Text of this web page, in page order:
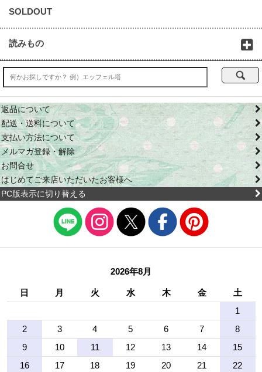
SOLDOUT
読みもの
返品について
配送・送料について
支払い方法について
メルマガ登録・解除
お問合せ
はじめてご来店いただいたお客様へ
PC版表示に切り替える
2026年8月
日 月 火 水 木 金
土
1
2
3 4 5 6 7
8
9
10 11 12 13 14
15
16
17 18 19 20 21
22